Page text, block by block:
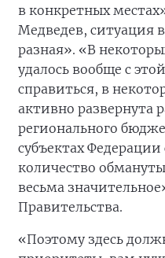
в конкретных
Медведев, ситуация
разная». «В
удалось вообще с
справиться, в
активно развернута
регионального
субъектах
количество
весьма
Правительства.
«Поэтому здесь